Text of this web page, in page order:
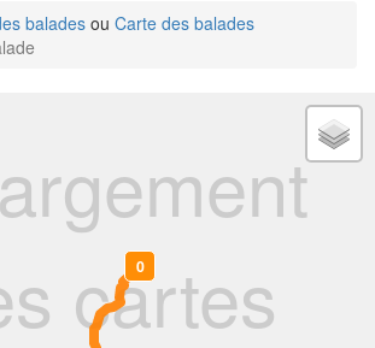
baladesou Carte des balades
cartes
0